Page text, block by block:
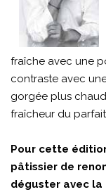
fraîche avec une
contraste avec
gorgée plus
fraîcheur du
Pour cette
pâtissier de
déguster avec la